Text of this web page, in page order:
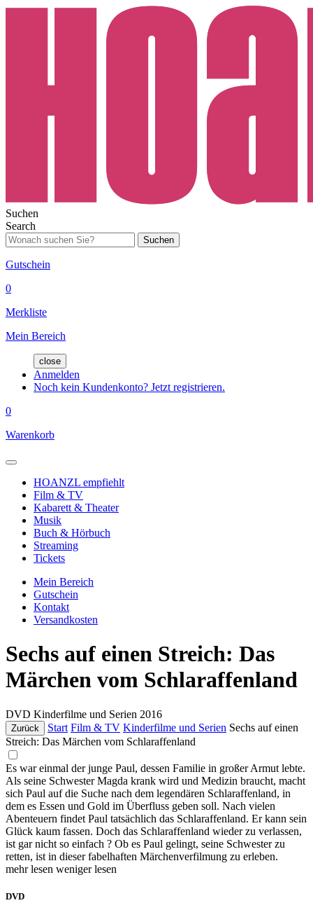
Suchen
Search
Suchen
Gutschein
0
Merkliste
Mein Bereich
close
Anmelden
Noch kein Kundenkonto? Jetzt registrieren.
0
Warenkorb
HOANZL empfiehlt
Film & TV
Kabarett & Theater
Musik
Buch & Hörbuch
Streaming
Tickets
Mein Bereich
Gutschein
Kontakt
Versandkosten
Sechs auf einen Streich: Das
Märchen vom Schlaraffenland
DVD Kinderfilme und Serien 2016
Zurück Start Film & TV Kinderfilme und Serien Sechs auf einen
Streich: Das Märchen vom Schlaraffenland
Es war einmal der junge Paul, dessen Familie in großer Armut lebte.
Als seine Schwester Magda krank wird und Medizin braucht, macht
sich Paul auf die Suche nach dem legendären Schlaraffenland, in
dem es Essen und Gold im Überfluss geben soll. Nach vielen
Abenteuern findet Paul tatsächlich das Schlaraffenland. Er kann sein
Glück kaum fassen. Doch das Schlaraffenland wieder zu verlassen,
ist gar nicht so einfach ? Ob es Paul gelingt, seine Schwester zu
retten, ist in dieser fabelhaften Märchenverfilmung zu erleben.
mehr lesen weniger lesen
DVD